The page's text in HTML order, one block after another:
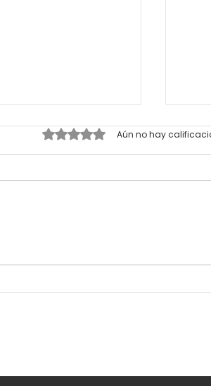
llega la 3ª
Obtuvo 0 de 5 estrellas.
Aún no hay